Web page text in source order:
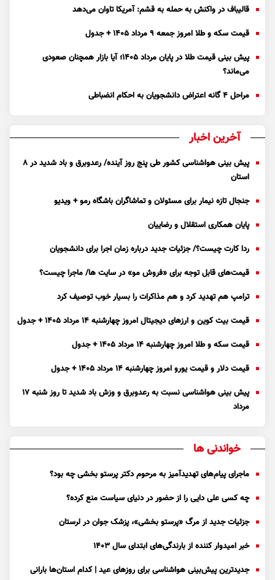
قالیباف در واکنش به حمله به قشم: آمریکا تاوان می‌دهد
قیمت سکه و طلا امروز جمعه ۹ مرداد ۱۴۰۵ + جدول
پیش بینی قیمت طلا در پایان مرداد 1405؛ آیا بازار همچنان صعودی
می‌ماند؟
مراحل ۴ گانه اعتراض دانشجویان به احکام انضباطی
آخرین اخبار
پیش بینی هواشناسی کشور طی پنج روز آینده/ رعدوبرق و باد شدید در ۸
استان
جنجال تازه نیمار برای مسئولان و تماشاگران باشگاه رمو + ویدیو
پایان همکاری استقلال و رضاییان
ردا کارت چیست؟/ جزئیات جدید درباره زمان اجرا برای دانشجویان
قیمت‌های قابل توجه برای «فروش مو» در سایت ها/ ماجرا چیست؟
ترامپ هم تهدید کرد و هم مذاکرات را بسیار خوب توصیف کرد
قیمت بیت کوین و ارز‌های دیجیتال امروز چهارشنبه ۱۴ مرداد ۱۴۰۵ + جدول
قیمت سکه و طلا امروز چهارشنبه ۱۴ مرداد ۱۴۰۵ + جدول
قیمت دلار و قیمت یورو امروز چهارشنبه ۱۴ مرداد ۱۴۰۵ + جدول
پیش بینی هواشناسی نسبت به رعدوبرق و وزش باد شدید تا روز شنبه ۱۷
مرداد
خواندنی ها
ماجرای پیام‌های تهدیدآمیز به مرحوم دکتر پرستو بخشی چه بود؟
چه کسی علی دایی را از حضور در دنیای سیاست منع کرده؟
جزئیات جدید از مرگ «پرستو بخشی»، پزشک جوان در لرستان
خبر امیدوار کننده از بارندگی‌های ابتدای سال ۱۴۰۳
جدیدترین پیش‌بینی هواشناسی برای روزهای عید | کدام استان‌ها بارانی